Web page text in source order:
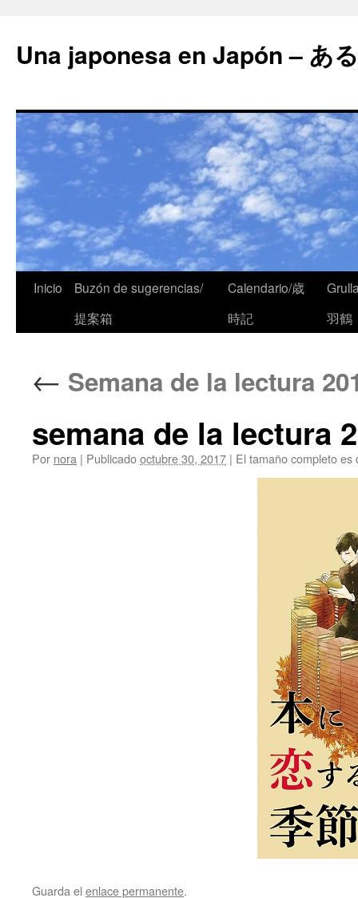
Una japonesa en Japón – あ
Inicio
Buzón de sugerencias/
提案箱
Calendario/歳
時記
羽鶴
← Semana de la lectura
semana de la lectura
Por nora | Publicadooctubre 30, 2017 | El tamaño completo
Guarda el enlace permanente.